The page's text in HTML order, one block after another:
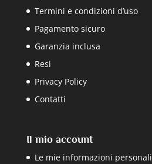
Termini e condizioni d’uso
Pagamento sicuro
Garanzia inclusa
Resi
Privacy Policy
Contatti
Il mio account
Le mie informazioni personali